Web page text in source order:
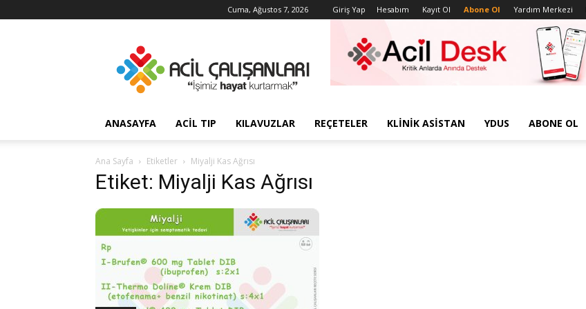
Cuma, Ağustos 7, 2026 Giriş Yap Hesabım Kayıt Ol Abone Ol Yardım Merkezi
Çalışanları
ANASAYFA ACIL TIP KILAVUZLAR REÇETELER KLINIK ASISTAN YDUS ABONE OL
Ana Sayfa Etiketler Miyalji Kas Ağrısı
Etiket: Miyalji Kas Ağrısı